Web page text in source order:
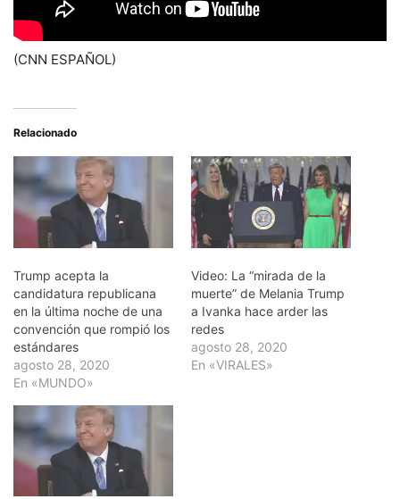
(CNN ESPAÑOL)
Relacionado
Trump acepta la
candidatura republicana
en la última noche de una
convención que rompió los
estándares
agosto 28, 2020
En «MUNDO»
Video: La “mirada de la
muerte” de Melania Trump
a Ivanka hace arder las
redes
agosto 28, 2020
En «VIRALES»